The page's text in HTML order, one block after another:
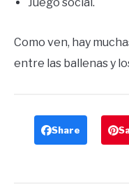
Como ven, hay
entre las ballenas y
Share